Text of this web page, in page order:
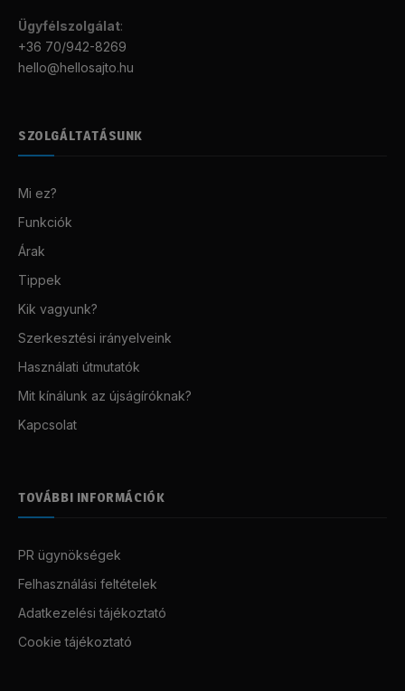
Ügyfélszolgálat:
+36 70/942-8269
hello@hellosajto.hu
SZOLGÁLTATÁSUNK
Mi ez?
Funkciók
Árak
Tippek
Kik vagyunk?
Szerkesztési irányelveink
Használati útmutatók
Mit kínálunk az újságíróknak?
Kapcsolat
TOVÁBBI INFORMÁCIÓK
PR ügynökségek
Felhasználási feltételek
Adatkezelési tájékoztató
Cookie tájékoztató